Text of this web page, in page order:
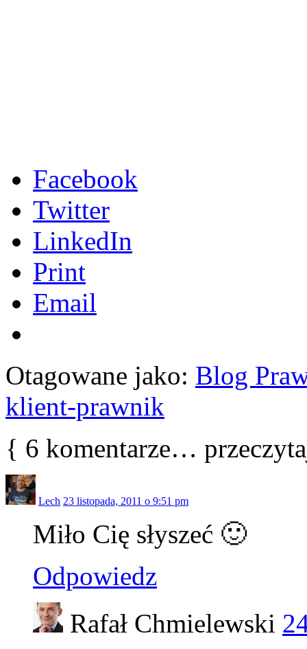
Facebook
Twitter
LinkedIn
Print
Email
Otagowane jako: Blog
klient-prawnik
{ 6 komentarze…
Lech 23 listopada, 2011 o 9:51 pm
Miło Cię słyszeć 🙂
Odpowiedz
Rafał Chmielewski